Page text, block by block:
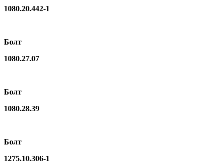
1080.20.442-1
Болт
1080.27.07
Болт
1080.28.39
Болт
1275.10.306-1